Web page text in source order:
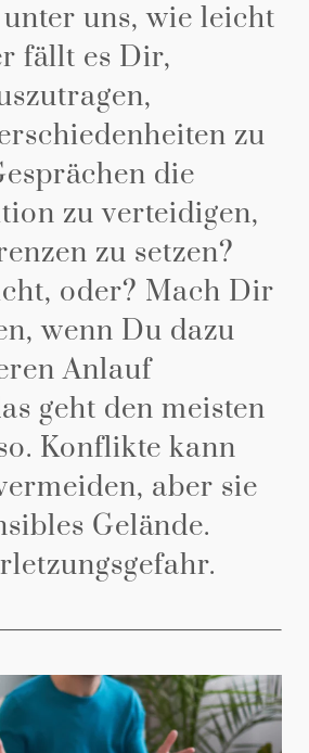
uns, wie leicht
fällt es Dir,
zu
die
zu verteidigen,
zu setzen?
oder? Mach Dir
wenn Du dazu
Anlauf
geht den meisten
Konflikte kann
aber sie
Gelände.